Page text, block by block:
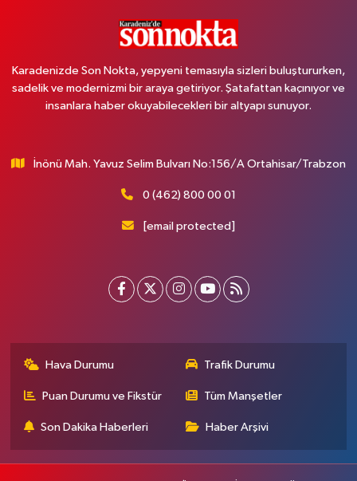
Karadenizde Son Nokta, yepyeni temasıyla sizleri buluştururken,
sadelik ve modernizmi bir araya getiriyor. Şatafattan kaçınıyor ve
insanlara haber okuyabilecekleri bir altyapı sunuyor.
İnönü Mah. Yavuz Selim Bulvarı No:156/A Ortahisar/Trabzon
0 (462) 800 00 01
[email protected]
Hava Durumu Trafik Durumu
Puan Durumu ve Fikstür Tüm Manşetler
Son Dakika Haberleri Haber Arşivi